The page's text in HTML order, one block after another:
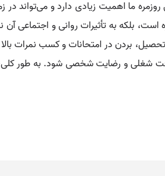
ما اهمیت زیادی دارد و می‌تواند در
بلکه به تأثیرات روانی و اجتماعی آن
بردن در امتحانات و کسب نمرات بالا
شغلی و رضایت شخصی شود. به طور